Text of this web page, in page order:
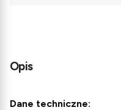
Opis
Dane techniczne: